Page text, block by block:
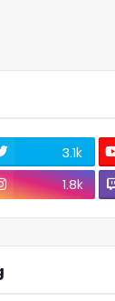
3.1k
1.8k